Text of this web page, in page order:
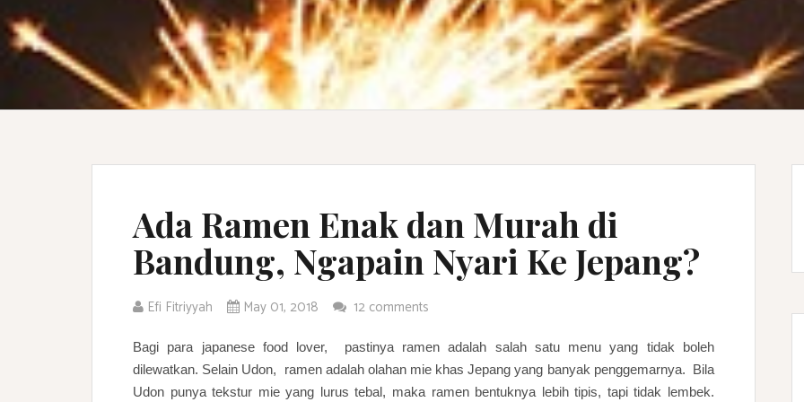
Ada Ramen Enak dan Murah di
Bandung, Ngapain Nyari Ke Jepang?
Efi Fitriyyah May 01, 2018 12 comments
Bagi para japanese food lover, pastinya ramen adalah salah satu menu yang tidak boleh
dilewatkan. Selain Udon, ramen adalah olahan mie khas Jepang yang banyak penggemarnya. Bila
Udon punya tekstur mie yang lurus tebal, maka ramen bentuknya lebih tipis, tapi tidak lembek.